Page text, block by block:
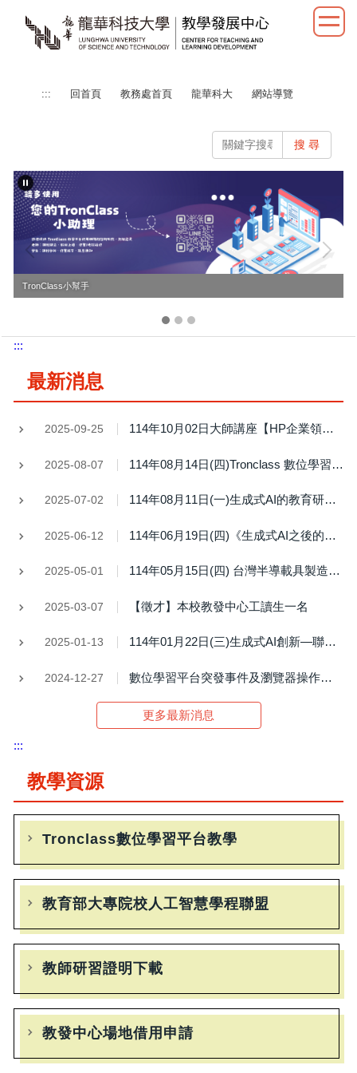
::: 回首頁 教務處首頁 龍華科大 網站導覽
搜 尋
TronClass小幫手
:::
最新消息
2025-09-25 114年10月02日大師講座【HP企業領導變革之歷程及ESG計劃願景之分享】
2025-08-07 114年08月14日(四)Tronclass 數位學習平台訓練課程
2025-07-02 114年08月11日(一)生成式AI的教育研究應用與倫理標示學術倫理線上講座
2025-06-12 114年06月19日(四)《生成式AI之後的學術倫理議題》教師成長研習學術倫理講座活動
2025-05-01 114年05月15日(四) 台灣半導載具製造巨頭現身說法—如何形塑創新文化的人力政策講座
2025-03-07 【徵才】本校教發中心工讀生一名
2025-01-13 114年01月22日(三)生成式AI創新—聯發科技DaVinci Platform說明會
2024-12-27 數位學習平台突發事件及瀏覽器操作說明
更多最新消息
:::
教學資源
Tronclass數位學習平台教學
教育部大專院校人工智慧學程聯盟
教師研習證明下載
教發中心場地借用申請